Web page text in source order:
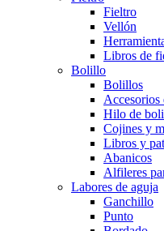
Fieltro
Vellón
Libros de
Bolillo
Bolillos
Hilo de
Cojines y
Libros y
Abanicos
Alfileres
Labores de aguja
Ganchillo
Punto